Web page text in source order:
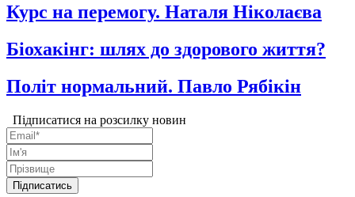
Курс на перемогу. Наталя Ніколаєва
Біохакінг: шлях до здорового життя?
Політ нормальний. Павло Рябікін
Підписатися на розсилку новин